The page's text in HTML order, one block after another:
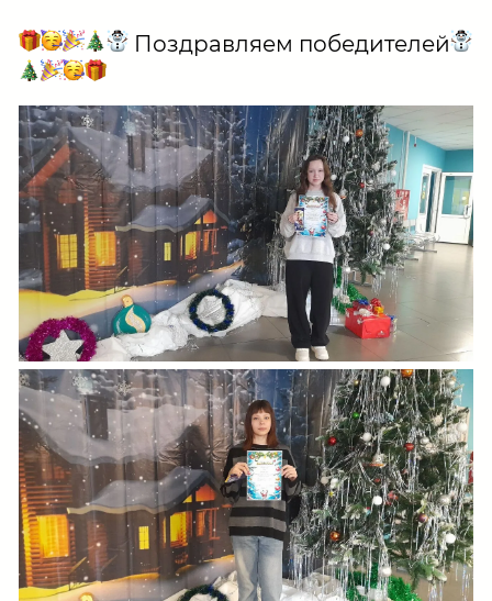
Поздравляем победителей